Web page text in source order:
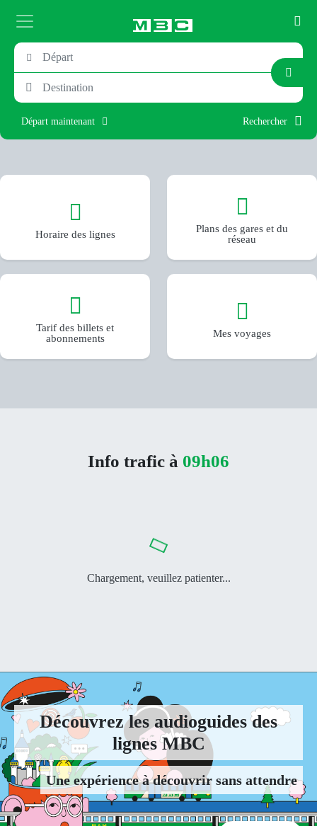
Départ maintenant Rechercher
Horaire des lignes
Plans des gares et du
réseau
Tarif des billets et
abonnements
Mes voyages
Info trafic à 09h06
Chargement, veuillez patienter...
Découvrez les audioguides des
lignes MBC
Une expérience à découvrir sans attendre